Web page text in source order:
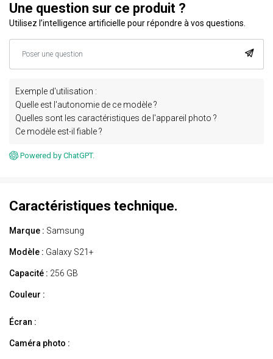
Une question sur ce produit ?
Utilisez l’intelligence artificielle pour répondre à vos questions.
Exemple d'utilisation :
Quelle est l'autonomie de ce modèle ?
Quelles sont les caractéristiques de l'appareil photo ?
Ce modèle est-il fiable ?
Powered by ChatGPT.
Caractéristiques technique.
Marque : Samsung
Modèle : Galaxy S21+
Capacité : 256 GB
Couleur :
Écran :
Caméra photo :